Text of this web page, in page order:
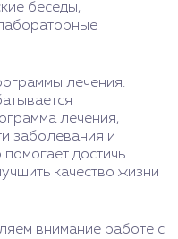
беседы,
лечения.
лечения,
заболевания и
достичь
качество жизни
внимание работе с